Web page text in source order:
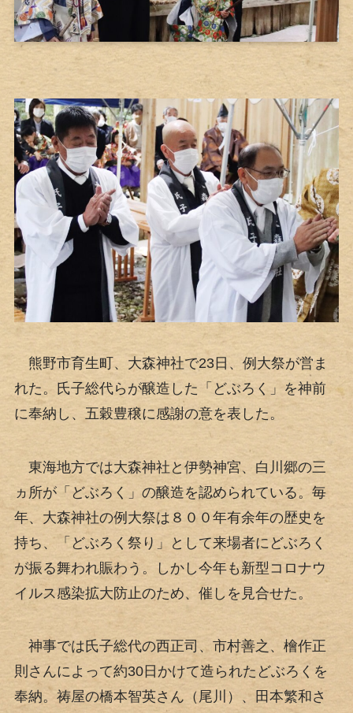
熊野市育生町、大森神社で23日、例大祭が営ま
れた。氏子総代らが醸造した「どぶろく」を神前
に奉納し、五穀豊穣に感謝の意を表した。
東海地方では大森神社と伊勢神宮、白川郷の三
ヵ所が「どぶろく」の醸造を認められている。毎
年、大森神社の例大祭は８００年有余年の歴史を
持ち、「どぶろく祭り」として来場者にどぶろく
が振る舞われ賑わう。しかし今年も新型コロナウ
イルス感染拡大防止のため、催しを見合せた。
神事では氏子総代の西正司、市村善之、檜作正
則さんによって約30日かけて造られたどぶろくを
奉納。祷屋の橋本智英さん（尾川）、田本繁和さ